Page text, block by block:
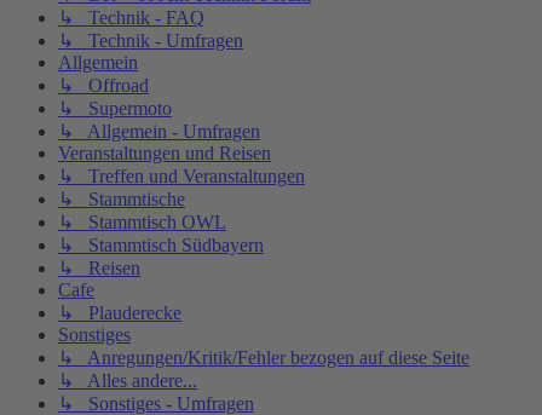
↳ Technik - FAQ
↳ Technik - Umfragen
Allgemein
↳ Offroad
↳ Supermoto
↳ Allgemein - Umfragen
Veranstaltungen und Reisen
↳ Treffen und Veranstaltungen
↳ Stammtische
↳ Stammtisch OWL
↳ Stammtisch Südbayern
↳ Reisen
Cafe
↳ Plauderecke
Sonstiges
↳ Anregungen/Kritik/Fehler bezogen auf diese Seite
↳ Alles andere...
↳ Sonstiges - Umfragen